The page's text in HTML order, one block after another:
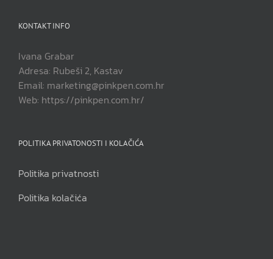
KONTAKT INFO
Ivana Grabar
Adresa: Rubeši 2, Kastav
Email: marketing@pinkpen.com.hr
Web: https://pinkpen.com.hr/
POLITIKA PRIVATONOSTI I KOLAČIĆA
Politika privatnosti
Politika kolačića